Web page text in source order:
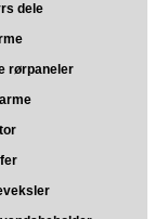
dele
rørpaneler